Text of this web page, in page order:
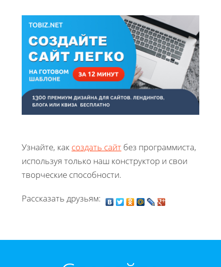
Узнайте, как создать сайт без программиста,
используя только наш конструктор и свои
творческие способности.
Рассказать друзьям: